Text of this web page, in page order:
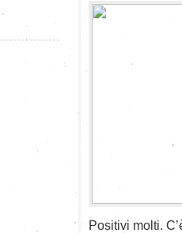
Positivi molti.